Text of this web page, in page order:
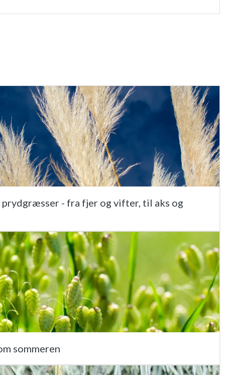
- fra fjer og vifter, til aks og
sommeren